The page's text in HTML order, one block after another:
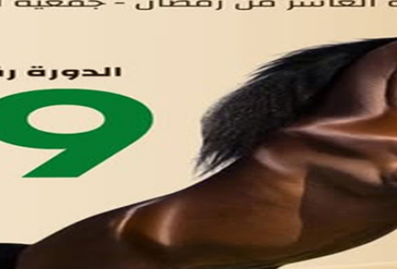
تواصل معنا
مدينة العاشر من رمضان
01221020029
055-4494429
055-4494406
info.triaeg@yahoo.com